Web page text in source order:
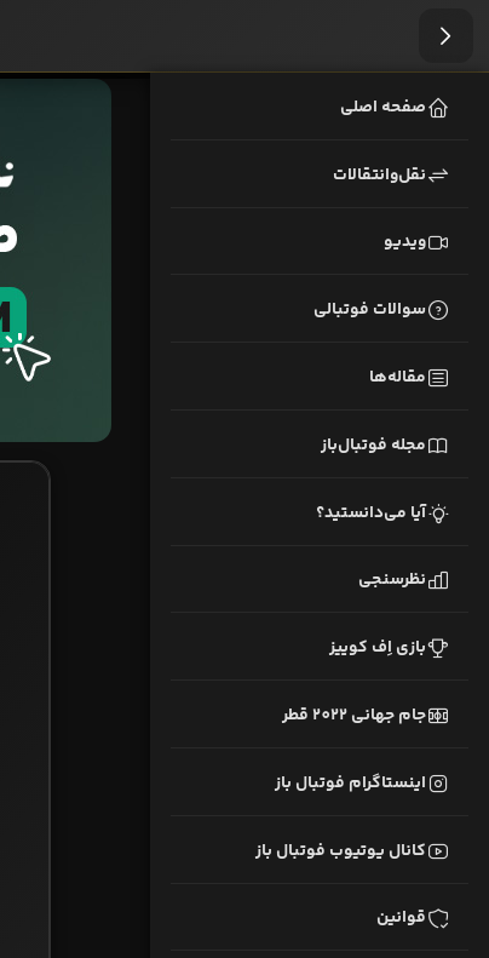
صفحه اصلی
نقل‌وانتقالات
ویدیو
سوالات فوتبالی
مقاله‌ها
مجله فوتبال‌باز
آیا می‌دانستید؟
نظرسنجی
بازی اِف کوییز
جام جهانی 2022 قطر
اینستاگرام فوتبال باز
کانال یوتیوب فوتبال باز
قوانین